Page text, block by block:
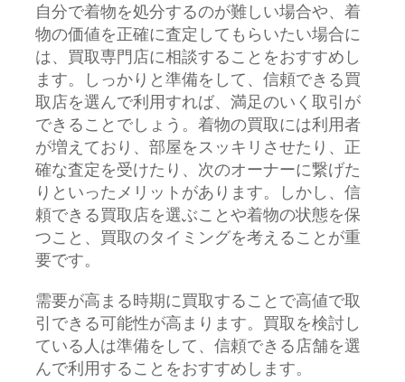
自分で着物を処分するのが難しい場合や、着
物の価値を正確に査定してもらいたい場合に
は、買取専門店に相談することをおすすめし
ます。しっかりと準備をして、信頼できる買
取店を選んで利用すれば、満足のいく取引が
できることでしょう。着物の買取には利用者
が増えており、部屋をスッキリさせたり、正
確な査定を受けたり、次のオーナーに繋げた
りといったメリットがあります。しかし、信
頼できる買取店を選ぶことや着物の状態を保
つこと、買取のタイミングを考えることが重
要です。
需要が高まる時期に買取することで高値で取
引できる可能性が高まります。買取を検討し
ている人は準備をして、信頼できる店舗を選
んで利用することをおすすめします。